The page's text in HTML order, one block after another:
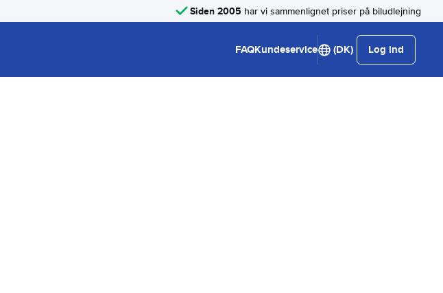
Siden 2005 har vi sammenlignet priser på biludlejning
FAQKundeservice (DK) Log ind